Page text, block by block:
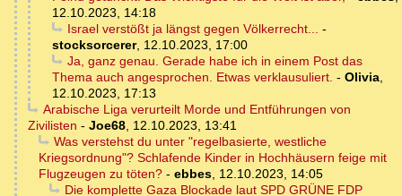
12.10.2023, 14:18
Israel verstößt ja längst gegen Völkerrecht... -
stocksorcerer, 12.10.2023, 17:00
Ja, ganz genau. Gerade habe ich in einem Post das
Thema auch angesprochen. Etwas verklausuliert. - Olivia,
12.10.2023, 17:13
Arabische Liga verurteilt Morde und Entführungen von
Zivilisten - Joe68, 12.10.2023, 13:41
Was verstehst du unter "regelbasierte, westliche
Kriegsordnung"? Schlafende Kinder in Hochhäusern feige mit
Flugzeugen zu töten? - ebbes, 12.10.2023, 14:05
Die komplette Gaza Blockade laut SPD GRÜNE FDP